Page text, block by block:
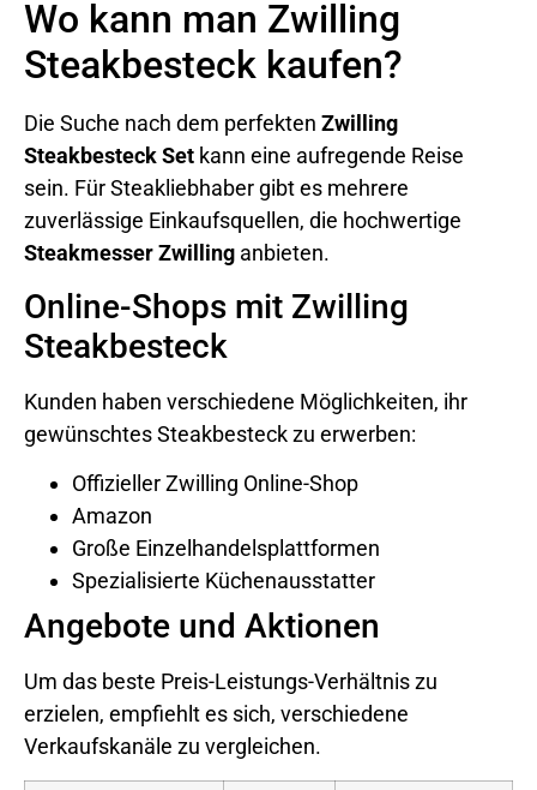
Wo kann man Zwilling
Steakbesteck kaufen?
Die Suche nach dem perfekten Zwilling
Steakbesteck Set kann eine aufregende Reise
sein. Für Steakliebhaber gibt es mehrere
zuverlässige Einkaufsquellen, die hochwertige
Steakmesser Zwilling anbieten.
Online-Shops mit Zwilling
Steakbesteck
Kunden haben verschiedene Möglichkeiten, ihr
gewünschtes Steakbesteck zu erwerben:
Offizieller Zwilling Online-Shop
Amazon
Große Einzelhandelsplattformen
Spezialisierte Küchenausstatter
Angebote und Aktionen
Um das beste Preis-Leistungs-Verhältnis zu
erzielen, empfiehlt es sich, verschiedene
Verkaufskanäle zu vergleichen.